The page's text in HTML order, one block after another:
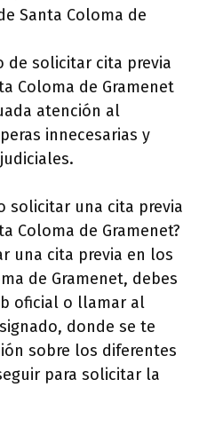
Santa Coloma de
de solicitar cita previa
Coloma de Gramenet
atención al
innecesarias y
solicitar una cita previa
Coloma de Gramenet?
una cita previa en los
de Gramenet, debes
oficial o llamar al
donde se te
sobre los diferentes
para solicitar la